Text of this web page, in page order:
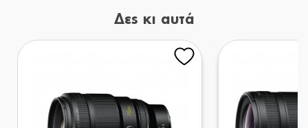
Δες κι αυτά